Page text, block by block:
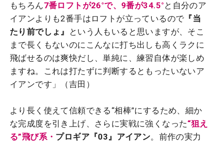
もちろん7番ロフトが26°で、9番が34.5° と自分のア
イアンよりも2番手はロフトが立っているので 『当
たり前でしょ』
という人もいると思いますが、そこ
まで長くもないのにこんなに打ち出しも高くラクに
飛ばせるのは爽快だし、単純に、練習自体が楽しめ
ますね。これは打たずに判断するともったいないア
イアンです」（吉田）
より長く使えて信頼できる“相棒”にするため、細か
な完成度を引き上げ、さらに実戦に強くなった“狙え
る”飛び系・ プロギア『03』アイアン。前作の実力